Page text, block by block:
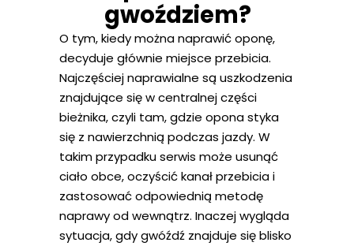
gwoździem?
O tym, kiedy można naprawić oponę,
decyduje głównie miejsce przebicia.
Najczęściej naprawialne są uszkodzenia
znajdujące się w centralnej części
bieżnika, czyli tam, gdzie opona styka
się z nawierzchnią podczas jazdy. W
takim przypadku serwis może usunąć
ciało obce, oczyścić kanał przebicia i
zastosować odpowiednią metodę
naprawy od wewnątrz. Inaczej wygląda
sytuacja, gdy gwóźdź znajduje się blisko